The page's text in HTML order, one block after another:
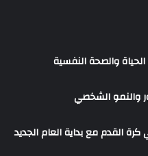
والصحة النفسية
والنمو الشخصي
القدم مع بداية العام الجديد